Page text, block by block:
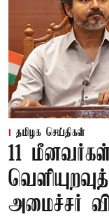
தமிழக செய்திகள்
11
அமைச்சர்